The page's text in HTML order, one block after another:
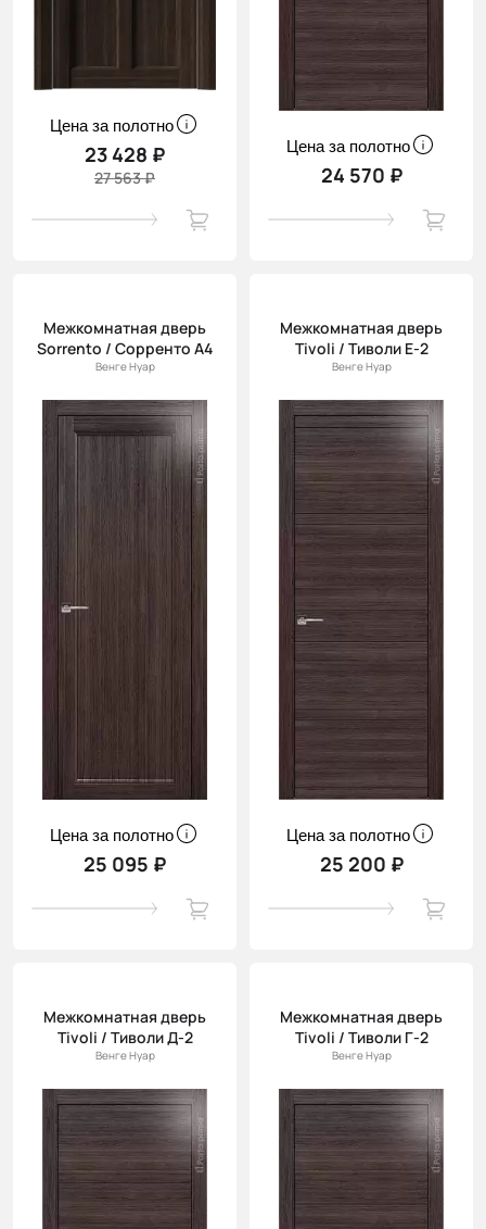
Цена за полотно
23 428 ₽
27 563 ₽
Цена за полотно
24 570 ₽
Межкомнатная дверь
Sorrento / Сорренто А4
Венге Нуар
Цена за полотно
25 095 ₽
Межкомнатная дверь
Tivoli / Тиволи Е-2
Венге Нуар
Цена за полотно
25 200 ₽
Межкомнатная дверь
Tivoli / Тиволи Д-2
Венге Нуар
Межкомнатная дверь
Tivoli / Тиволи Г-2
Венге Нуар